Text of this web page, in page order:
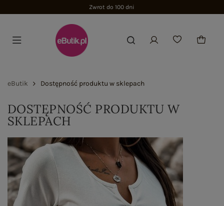
Zwrot do 100 dni
eButik Dostępność produktu w sklepach
DOSTĘPNOŚĆ PRODUKTU W
SKLEPACH